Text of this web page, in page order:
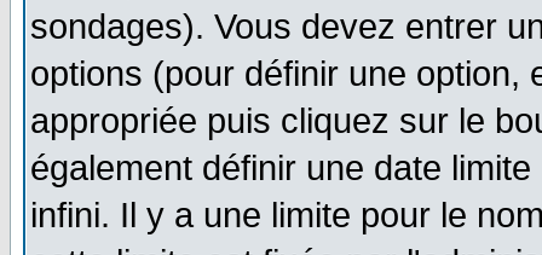
sondages). Vous devez entrer
options (pour définir une option,
appropriée puis cliquez sur le
également définir une date
infini. Il y a une limite pour le